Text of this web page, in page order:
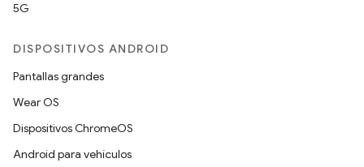
5G
DISPOSITIVOS ANDROID
Pantallas grandes
Wear OS
Dispositivos ChromeOS
Android para vehículos